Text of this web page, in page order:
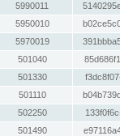
5990011
5950010
5970019
501040
501330
501110
502250
501490